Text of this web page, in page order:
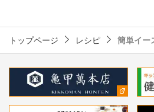
トップページ レシピ 簡単イー